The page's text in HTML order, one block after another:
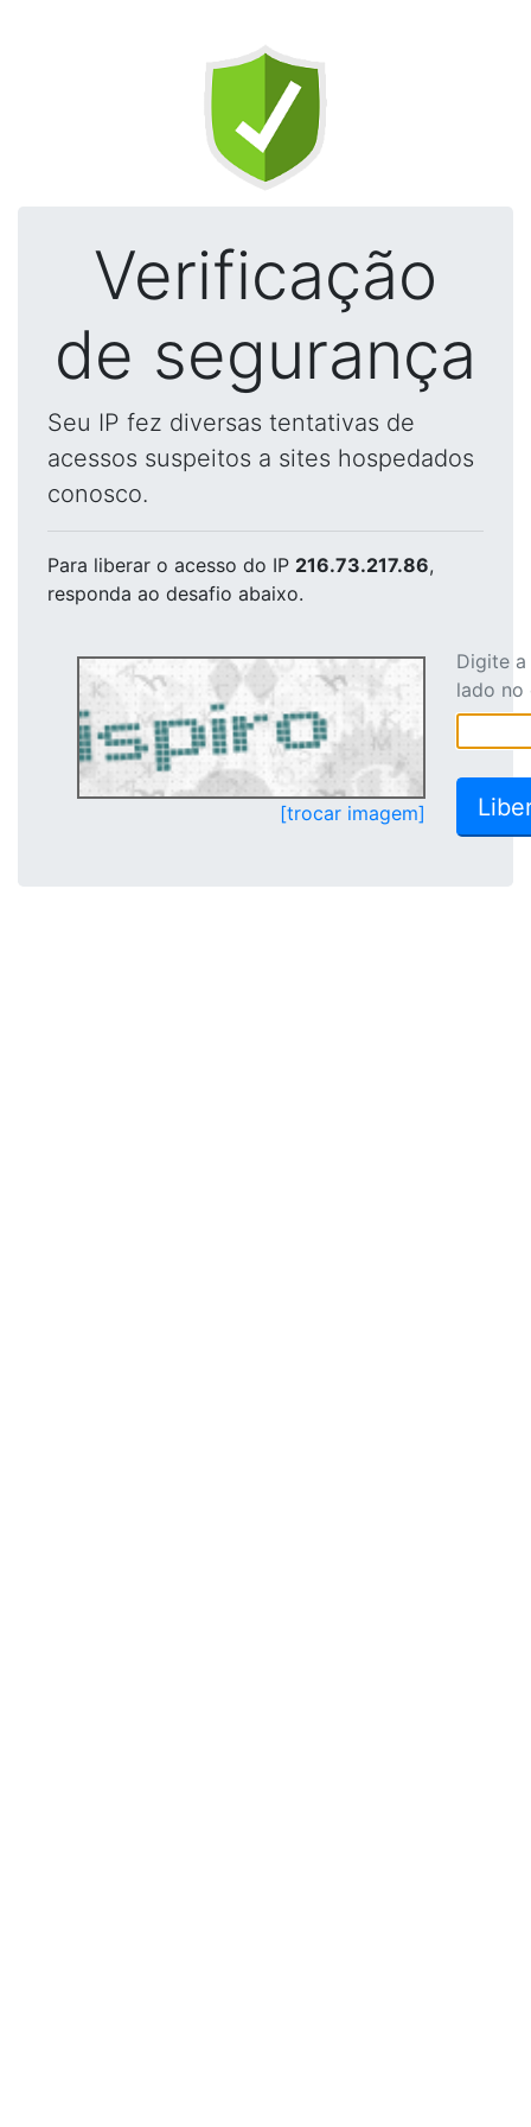
Verificação
de segurança
Seu IP fez diversas tentativas de
acessos suspeitos a sites hospedados
conosco.
Para liberar o acesso do IP 216.73.217.86,
responda ao desafio abaixo.
[trocar imagem]
Digite
lado no